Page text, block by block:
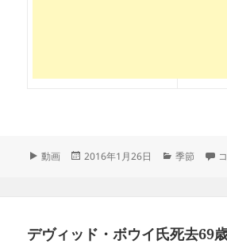
フ
ト
動画
投
2016年1月26日
カ
季節
デヴィッド・ボウイ氏死去69